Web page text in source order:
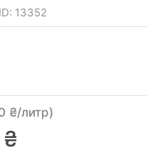
ID: 13352
₴/литр)